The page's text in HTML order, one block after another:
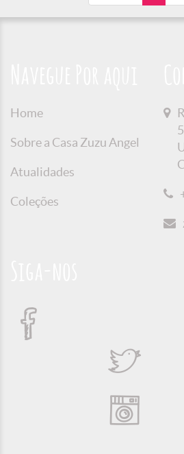
Home
Sobre a Casa Zuzu Angel
Atualidades
Coleções